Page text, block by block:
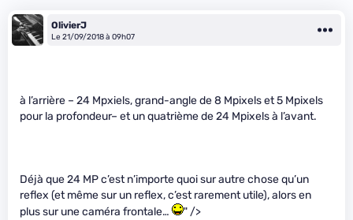
OlivierJ
Le 21/09/2018 à 09h07
à l’arrière – 24 Mpxiels, grand-angle de 8 Mpixels et 5 Mpixels
pour la profondeur– et un quatrième de 24 Mpixels à l’avant.
Déjà que 24 MP c’est n’importe quoi sur autre chose qu’un
reflex (et même sur un reflex, c’est rarement utile), alors en
plus sur une caméra frontale…
" />